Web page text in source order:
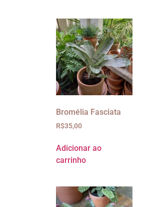
Bromélia Fasciata
R$35,00
Adicionar ao
carrinho